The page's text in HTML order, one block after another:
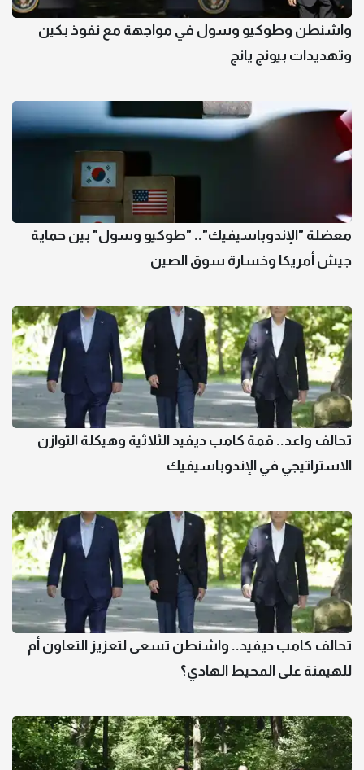
واشنطن وطوكيو وسول في مواجهة مع نفوذ بكين
وتهديدات بيونج يانج
معضلة "الإندوباسيفيك".. "طوكيو وسول" بين حماية
جيش أمريكا وخسارة سوق الصين
تحالف واعد.. قمة كامب ديفيد الثلاثية وهيكلة التوازن
الاستراتيجي في الإندوباسيفيك
تحالف كامب ديفيد.. واشنطن تسعى لتعزيز التعاون أم
للهيمنة على المحيط الهادي؟